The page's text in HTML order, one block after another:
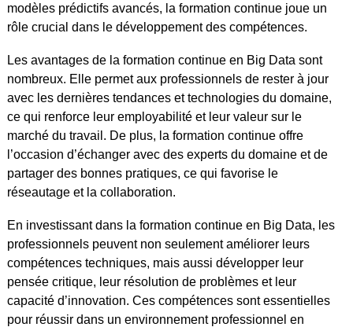
modèles prédictifs avancés, la formation continue joue un
rôle crucial dans le développement des compétences.
Les avantages de la formation continue en Big Data sont
nombreux. Elle permet aux professionnels de rester à jour
avec les dernières tendances et technologies du domaine,
ce qui renforce leur employabilité et leur valeur sur le
marché du travail. De plus, la formation continue offre
l’occasion d’échanger avec des experts du domaine et de
partager des bonnes pratiques, ce qui favorise le
réseautage et la collaboration.
En investissant dans la formation continue en Big Data, les
professionnels peuvent non seulement améliorer leurs
compétences techniques, mais aussi développer leur
pensée critique, leur résolution de problèmes et leur
capacité d’innovation. Ces compétences sont essentielles
pour réussir dans un environnement professionnel en